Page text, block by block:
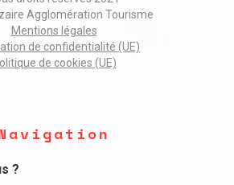
Agglomération Tourisme
Mentions légales
de confidentialité (UE)
de cookies (UE)
?